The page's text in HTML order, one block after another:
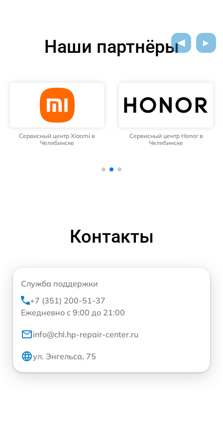
Наши партнёры
Сервисный центр Xiaomi в
Челябинске
Сервисный центр Honor в
Челябинске
Контакты
Служба поддержки
+7 (351) 200-51-37
Ежедневно с 9:00 до 21:00
info@chl.hp-repair-center.ru
ул. Энгельса, 75